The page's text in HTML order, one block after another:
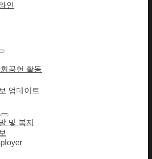
인
공헌 활동
업데이트
및 복지